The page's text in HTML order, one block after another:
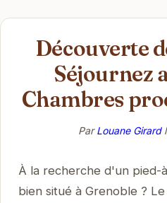
Découverte
Séjournez
Chambres
ParLouane Girard
À la recherche d'un
bien situé à Grenoble ?